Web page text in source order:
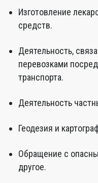
Изготовление
средств.
Деятельность,
перевозками
транспорта.
Деятельность
Геодезия и
Обращение с
другое.